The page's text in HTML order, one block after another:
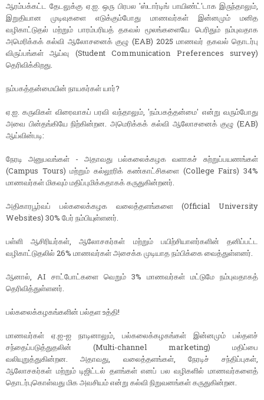
ஆரம்பக்கட்ட தேடலுக்கு ஏ.ஐ. ஒரு பிரபல 'ஸ்டார்டிங் பாயிண்ட்'டாக இருந்தாலும்,
இறுதியான முடிவுகளை எடுக்கும்போது மாணவர்கள் இன்னமும் மனித
வழிகாட்டுதல் மற்றும் பாரம்பரியத் தகவல் மூலங்களையே பெரிதும் நம்புவதாக
அமெரிக்கக் கல்வி ஆலோசனைக் குழு (EAB) 2025 மாணவர் தகவல் தொடர்பு
விருப்பங்கள் ஆய்வு (Student Communication Preferences survey)
தெரிவிக்கிறது.
நம்பகத்தன்மையின் நாயகர்கள் யார்?
ஏ.ஐ. கருவிகள் விரைவாகப் பரவி வந்தாலும், 'நம்பகத்தன்மை' என்று வரும்போது
அவை பின்தங்கியே நிற்கின்றன. அமெரிக்கக் கல்வி ஆலோசனைக் குழு (EAB)
ஆய்வின்படி:
நேரடி அனுபவங்கள் - அதாவது பல்கலைக்கழக வளாகச் சுற்றுப்பயணங்கள்
(Campus Tours) மற்றும் கல்லூரிக் கண்காட்சிகளை (College Fairs) 34%
மாணவர்கள் மிகவும் மதிப்புமிக்கதாகக் கருதுகின்றனர்.
அதிகாரபூர்வப் பல்கலைக்கழக வலைத்தளங்களை (Official University
Websites) 30% பேர் நம்பியுள்ளனர்.
பள்ளி ஆசிரியர்கள், ஆலோசகர்கள் மற்றும் பயிற்சியாளர்களின் தனிப்பட்ட
வழிகாட்டுதலில் 26% மாணவர்கள் அசைக்க முடியாத நம்பிக்கை வைத்துள்ளனர்.
ஆனால், AI சாட்போட்களை வெறும் 3% மாணவர்கள் மட்டுமே நம்புவதாகத்
தெரிவித்துள்ளனர்.
பல்கலைக்கழகங்களின் பல்தள உத்தி!
மாணவர்கள் ஏ.ஐ-ஐ நாடினாலும், பல்கலைக்கழகங்கள் இன்னமும் பல்தளச்
சந்தைப்படுத்துதலின் (Multi-channel marketing) மதிப்பை
வலியுறுத்துகின்றன. அதாவது, வலைத்தளங்கள், நேரடிச் சந்திப்புகள்,
ஆலோசகர்கள் மற்றும் டிஜிட்டல் தளங்கள் எனப் பல வழிகளில் மாணவர்களைத்
தொடர்புகொள்வது மிக அவசியம் என்று கல்வி நிறுவனங்கள் கருதுகின்றன.